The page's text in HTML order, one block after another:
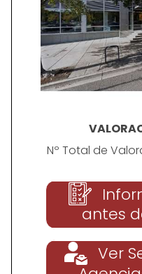
Nº Total de
antes
Ver